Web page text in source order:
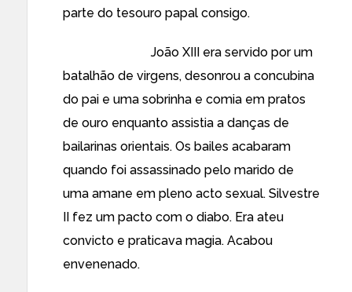
parte do tesouro papal consigo.
João XIII era servido por um
batalhão de virgens, desonrou a concubina
do pai e uma sobrinha e comia em pratos
de ouro enquanto assistia a danças de
bailarinas orientais. Os bailes acabaram
quando foi assassinado pelo marido de
uma amane em pleno acto sexual. Silvestre
II fez um pacto com o diabo. Era ateu
convicto e praticava magia. Acabou
envenenado.